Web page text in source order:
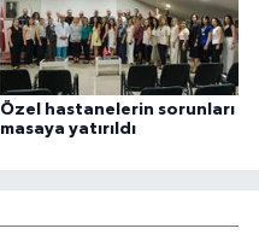
Özel hastanelerin sorunları
masaya yatırıldı